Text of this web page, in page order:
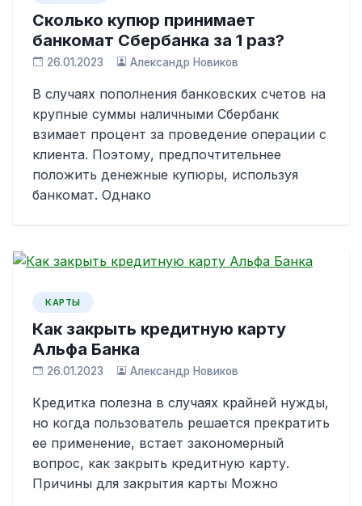
Сколько купюр принимает
банкомат Сбербанка за 1 раз?
26.01.2023 Александр Новиков
В случаях пополнения банковских счетов на
крупные суммы наличными Сбербанк
взимает процент за проведение операции с
клиента. Поэтому, предпочтительнее
положить денежные купюры, используя
банкомат. Однако
КАРТЫ
Как закрыть кредитную карту
Альфа Банка
26.01.2023 Александр Новиков
Кредитка полезна в случаях крайней нужды,
но когда пользователь решается прекратить
ее применение, встает закономерный
вопрос, как закрыть кредитную карту.
Причины для закрытия карты Можно